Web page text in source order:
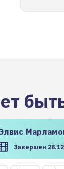
Завершен